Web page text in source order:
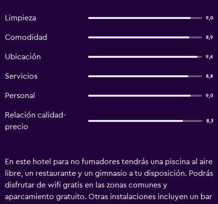
Limpieza 9,0
Comodidad 8,9
Ubicación 9,6
Servicios 8,8
Personal 9,0
Relación calidad-
precio
8,3
En este hotel para no fumadores tendrás una piscina al aire
libre, un restaurante y un gimnasio a tu disposición. Podrás
disfrutar de wifi gratis en las zonas comunes y
aparcamiento gratuito. Otras instalaciones incluyen un bar